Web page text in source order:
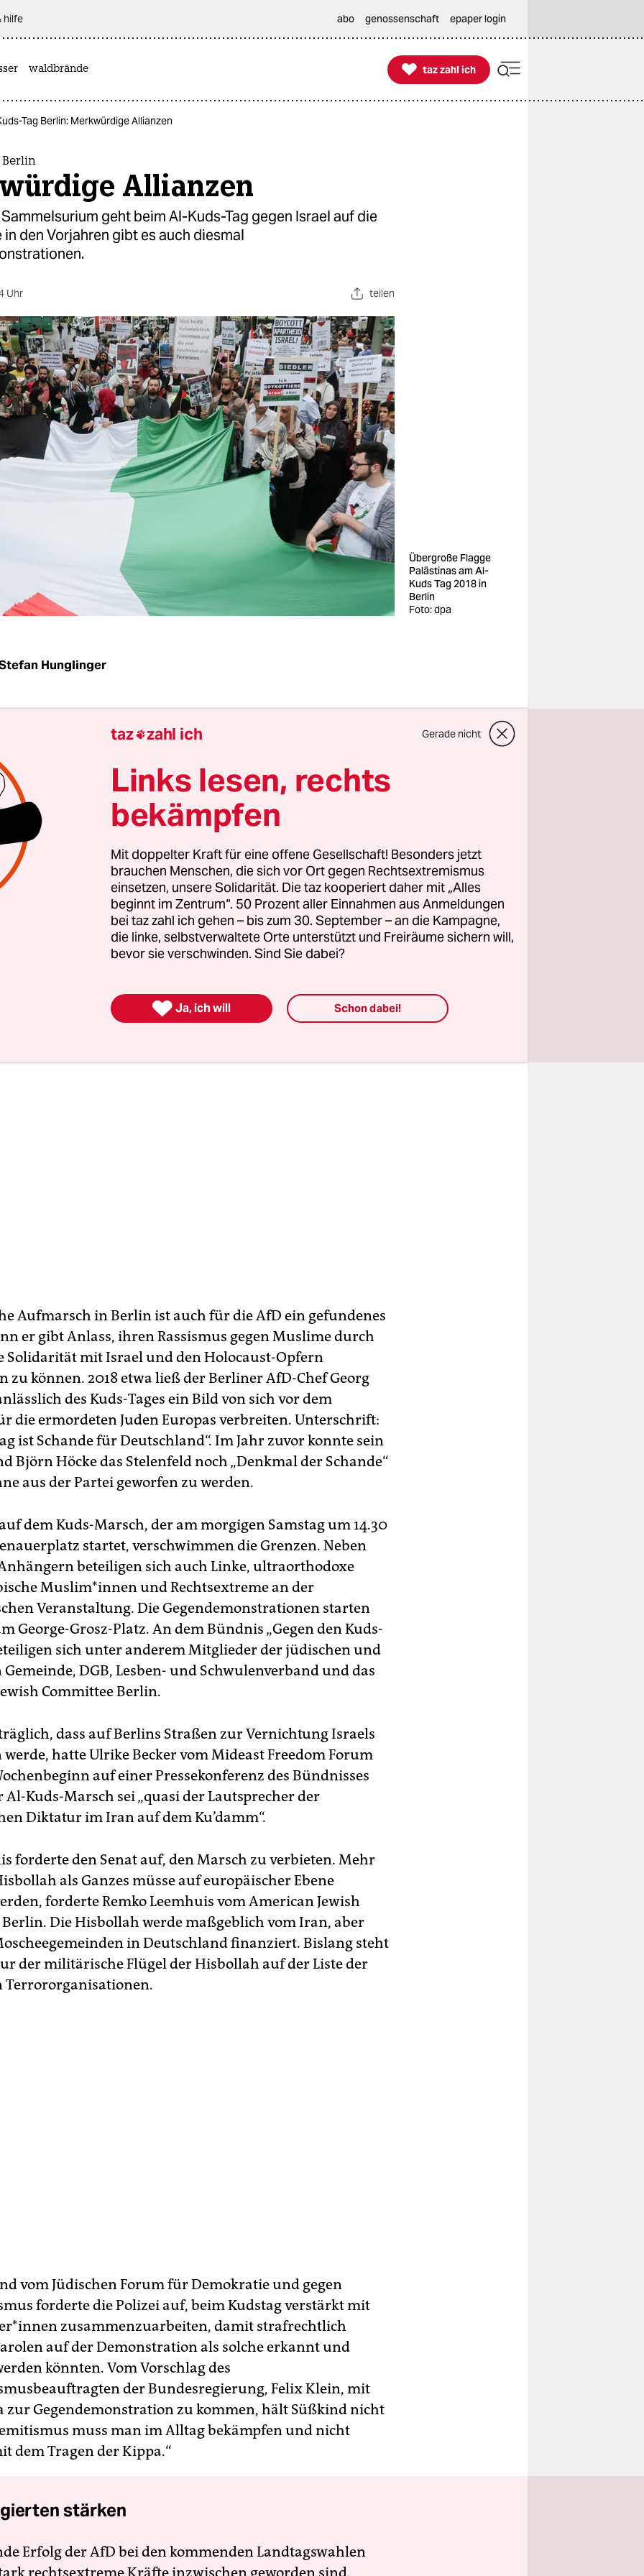
hilfe abo genossenschaft epaper login
waldbrände 
taz zahl ich
taz zahl ich
Tag Berlin: Merkwürdige Allianzen
Berlin
Allianzen
geht beim Al-Kuds-Tag gegen Israel auf die
in den Vorjahren gibt es auch diesmal
Uhr teilen
Übergroße Flagge
Palästinas am Al-
Kuds Tag 2018 in
Berlin
Foto: dpa
Hunglinger
wird am Samstag der „Kuds-Tag“ Berlin zur Bühne eines
Ideologietheaters machen. Etwa 2.000
werden laut Polizei zu der umstrittenen Demonstration
von außerhalb reisen Menschen an. Vertreten sein wird
wie gehabt das ganze antiisraelische Spektrum,
Kritikern der Politik des Staates bis hin zu Antizionisten
Zeitgleich finden Gegendemonstrationen statt.
stattfindende Protesttag gegen Israel geht auf den
und Gründer der Islamischen Republik Iran,
Chomeini zurück. Der hatte zuerst 1979 die
der Welt dazu aufgerufen, unter dem arabischen Wort
zu demonstrieren. In der mit Israel verfeindeten
Republik ist der Kuds-Tag ein Feiertag.
Aufmarsch in Berlin ist auch für die AfD ein gefundenes
er gibt Anlass, ihren Rassismus gegen Muslime durch
Solidarität mit Israel und den Holocaust-Opfern
zu können. 2018 etwa ließ der Berliner AfD-Chef Georg
des Kuds-Tages ein Bild von sich vor dem
die ermordeten Juden Europas verbreiten. Unterschrift:
ist Schande für Deutschland“. Im Jahr zuvor konnte sein
Björn Höcke das Stelenfeld noch „Denkmal der Schande“
aus der Partei geworfen zu werden.
dem Kuds-Marsch, der am morgigen Samstag um 14.30
startet, verschwimmen die Grenzen. Neben
beteiligen sich auch Linke, ultraorthodoxe
Muslim*innen und Rechtsextreme an der
Veranstaltung. Die Gegendemonstrationen starten
George-Grosz-Platz. An dem Bündnis „Gegen den Kuds-
sich unter anderem Mitglieder der jüdischen und
DGB, Lesben- und Schwulenverband und das
Committee Berlin.
dass auf Berlins Straßen zur Vernichtung Israels
hatte Ulrike Becker vom Mideast Freedom Forum
auf einer Pressekonferenz des Bündnisses
Kuds-Marsch sei „quasi der Lautsprecher der
Diktatur im Iran auf dem Ku’damm“.
forderte den Senat auf, den Marsch zu verbieten. Mehr
als Ganzes müsse auf europäischer Ebene
forderte Remko Leemhuis vom American Jewish
Die Hisbollah werde maßgeblich vom Iran, aber
in Deutschland finanziert. Bislang steht
der militärische Flügel der Hisbollah auf der Liste der
Terrororganisationen.
vom Jüdischen Forum für Demokratie und gegen
forderte die Polizei auf, beim Kudstag verstärkt mit
zusammenzuarbeiten, damit strafrechtlich
auf der Demonstration als solche erkannt und
könnten. Vom Vorschlag des
der Bundesregierung, Felix Klein, mit
zur Gegendemonstration zu kommen, hält Süßkind nicht
muss man im Alltag bekämpfen und nicht
dem Tragen der Kippa.“
stärken
Erfolg der AfD bei den kommenden Landtagswahlen
rechtsextreme Kräfte inzwischen geworden sind.
taz zahl ich Gerade nicht
Links lesen, rechts
bekämpfen
Mit doppelter Kraft für eine offene Gesellschaft! Besonders jetzt
brauchen Menschen, die sich vor Ort gegen Rechtsextremismus
einsetzen, unsere Solidarität. Die taz kooperiert daher mit „Alles
beginnt im Zentrum“. 50 Prozent aller Einnahmen aus Anmeldungen
bei taz zahl ich gehen – bis zum 30. September – an die Kampagne,
die linke, selbstverwaltete Orte unterstützt und Freiräume sichern will,
bevor sie verschwinden. Sind Sie dabei?
 Ja, ich will Schon dabei!